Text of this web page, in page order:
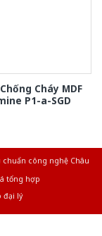
Cháy MDF
P1-a-SGD
công nghệ Châu
tổng hợp
đại lý